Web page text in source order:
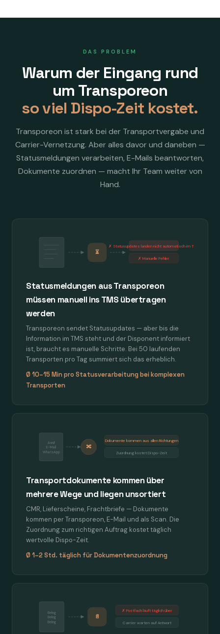
DAS PROBLEM
Warum der Eingang rund
um Transporeon
so viel Dispo-Zeit kostet.
Transporeon ist stark bei der Transportvergabe und
Carrier-Vernetzung. Aber alles davor und daneben —
Statusmeldungen verarbeiten, E-Mails beantworten,
Dokumente zuordnen — macht Ihr Team weiter von
Hand.
⏳
✗ Statusupdates landen nicht automatisch im TMS
✗ Manuelle Fehler
Statusmeldungen aus Transporeon
müssen manuell ins TMS übertragen
werden
Transporeon sendet Statusupdates — aber bis die
Information im TMS steht und der Disponent informiert
ist, braucht es manuelle Schritte. Bei 50 laufenden
Transporten pro Tag summiert sich das erheblich.
Ø 10–15 Min pro Statusverarbeitung bei komplexen
Transporten
Anruf
E-Mail
WhatsApp
🔀
Dokumente kommen aus allen Richtungen
Zuordnung kostet Dispo-Zeit
Transportdokumente kommen über
mehrere Wege und liegen unsortiert
CMR, Lieferscheine, Frachtbriefe — Dokumente
kommen per Transporeon, E-Mail und als Scan. Die
Zuordnung zum richtigen Auftrag kostet täglich
wertvolle Dispo-Zeit.
Ø 1–2 Std. täglich für Dokumentenzuordnung
Beleg
Beleg
Beleg
📄
✗ Postfach läuft täglich über
Carrier warten auf Antwort